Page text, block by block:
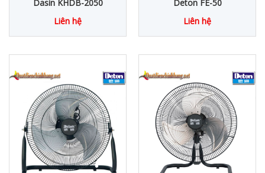
Dasin KHDB-2050
Liên hệ
Deton FE-50
Liên hệ